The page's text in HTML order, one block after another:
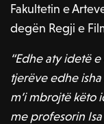
Fakultetin e
degën Regji e
“Edhe aty idetë
tjerëve edhe
m’i mbrojtë këto
me profesorin